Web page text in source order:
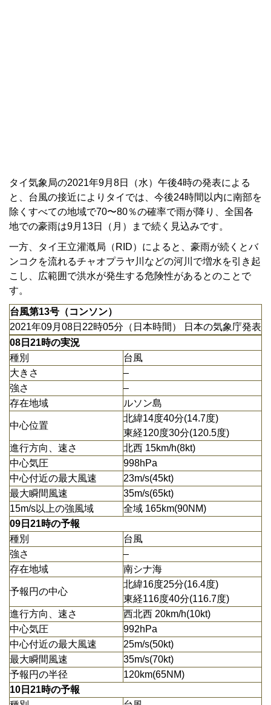
タイ気象局の2021年9月8日（水）午後4時の発表による
と、台風の接近によりタイでは、今後24時間以内に南部を
除くすべての地域で70〜80％の確率で雨が降り、全国各
地での豪雨は9月13日（月）まで続く見込みです。
一方、タイ王立灌漑局（RID）によると、豪雨が続くとバ
ンコクを流れるチャオプラヤ川などの河川で増水を引き起
こし、広範囲で洪水が発生する危険性があるとのことで
す。
台風第13号（コンソン）
2021年09月08日22時05分（日本時間） 日本の気象庁発表
08日21時の実況
種別
台風
大きさ
–
強さ
–
存在地域
ルソン島
中心位置
北緯14度40分(14.7度)
東経120度30分(120.5度)
進行方向、速さ
北西 15km/h(8kt)
中心気圧
998hPa
中心付近の最大風速
23m/s(45kt)
最大瞬間風速
35m/s(65kt)
15m/s以上の強風域
全域 165km(90NM)
09日21時の予報
種別
台風
強さ
–
存在地域
南シナ海
予報円の中心
北緯16度25分(16.4度)
東経116度40分(116.7度)
進行方向、速さ
西北西 20km/h(10kt)
中心気圧
992hPa
中心付近の最大風速
25m/s(50kt)
最大瞬間風速
35m/s(70kt)
予報円の半径
120km(65NM)
10日21時の予報